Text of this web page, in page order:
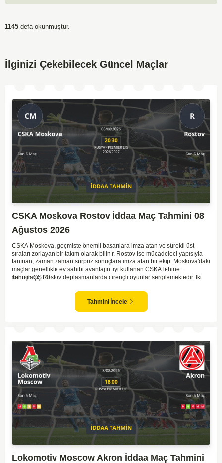
1145 defa okunmuştur.
İlginizi Çekebilecek Güncel Maçlar
CSKA Moskova Rostov İddaa Maç Tahmini 08
Ağustos 2026
CSKA Moskova, geçmişte önemli başarılara imza atan ve sürekli üst
sıraları zorlayan bir takım olarak bilinir. Rostov ise mücadeleci yapısıyla
tanınan, zaman zaman sürpriz sonuçlara imza atan bir ekip. Moskova'daki
maçlar genellikle ev sahibi avantajını iyi kullanan CSKA lehine
sonuçlanır. Rostov deplasmanlarda dirençli oyunlar sergilemektedir. İki
göstermektedir. CSKA'nın evinde oynayacak olması ve genel istatistikler
göz önüne alındığında, CSKA'nın sahasında kolay kolay puan
kaybetmeyeceğini söyleyebiliriz.
Tahmin ÇŞ 10
Tahmini İncele
Lokomotiv Moscow Akron İddaa Maç Tahmini